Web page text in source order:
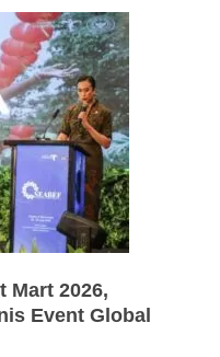
Mart 2026,
Event Global